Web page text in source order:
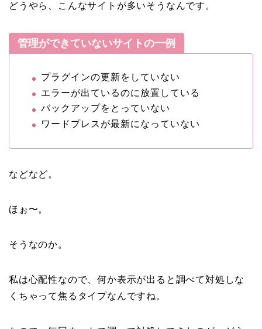
どうやら、こんなサイトが多いそうなんです。
管理ができていないサイトの一例
プラグインの更新をしていない
エラーが出ているのに放置している
バックアップをとっていない
ワードプレスが最新になっていない
などなど。
ほぉ〜。
そうなのか。
私は心配性なので、何か表示が出ると調べて対処しな
くちゃって焦るタイプなんですね。